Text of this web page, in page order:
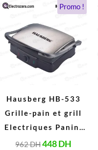
Promo !
Hausberg HB-533
Grille-pain et grill
Electriques Panini
en acier Inoxydable
962DH
prix
initial
était :
962 DH.
448DH
Le
prix
est :
448 DH.